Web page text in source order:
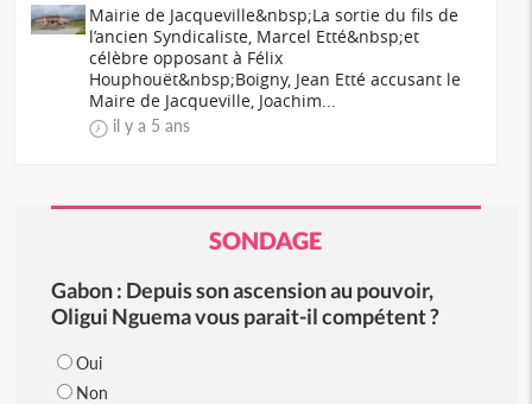
Mairie de Jacqueville&nbsp;La sortie du fils de
l’ancien Syndicaliste, Marcel Etté&nbsp;et
célèbre opposant à Félix
Houphouët&nbsp;Boigny, Jean Etté accusant le
Maire de Jacqueville, Joachim...
il y a 5 ans
SONDAGE
Gabon : Depuis son ascension au pouvoir,
Oligui Nguema vous parait-il compétent ?
Oui
Non